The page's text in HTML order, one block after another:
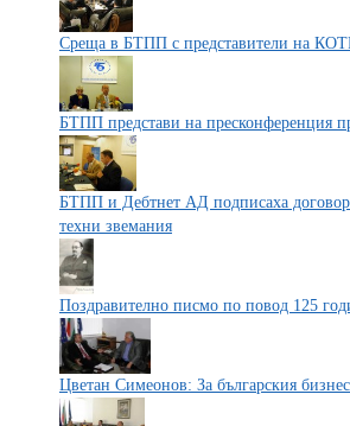
Среща в БТПП с представители на
БТПП представи на пресконференция
БТПП и Дебтнет АД подписаха договор
техни звемания
Поздравително писмо по повод 125
Цветан Симеонов: За българския